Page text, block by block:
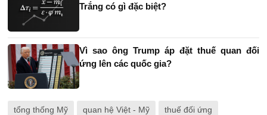
Trắng có gì đặc biệt?
Vì sao ông Trump áp đặt thuế quan đối
ứng lên các quốc gia?
tổng thống Mỹ quan hệ Việt - Mỹ thuế đối ứng